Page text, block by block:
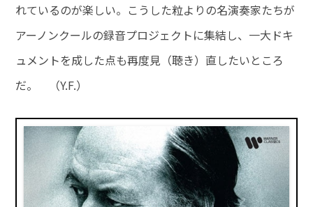
れているのが楽しい。こうした粒よりの名演奏家たちが
アーノンクールの録音プロジェクトに集結し、一大ドキ
ュメントを成した点も再度見（聴き）直したいところ
だ。 （Y.F.）